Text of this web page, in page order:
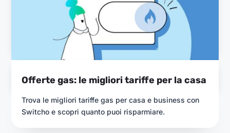
Offerte gas: le migliori tariffe per la casa
Trova le migliori tariffe gas per casa e business con
Switcho e scopri quanto puoi risparmiare.